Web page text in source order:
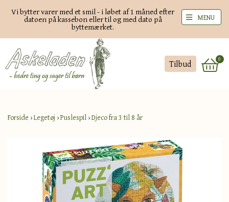
Vi bytter varer med et smil - i løbet af 1 måned efter
datoen på kassebon eller til og med dato på
byttemærket.
Tilbud 0
MENU
Forside ›Legetøj ›Puslespil ›Djeco fra 3 til 8 år